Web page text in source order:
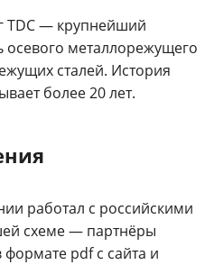
TDC — крупнейший
металлорежущего
сталей. История
более 20 лет.
работал с российскими
схеме — партнёры
pdf с сайта и